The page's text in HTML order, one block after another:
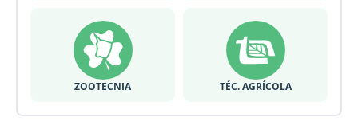
ZOOTECNIA TÉC. AGRÍCOLA